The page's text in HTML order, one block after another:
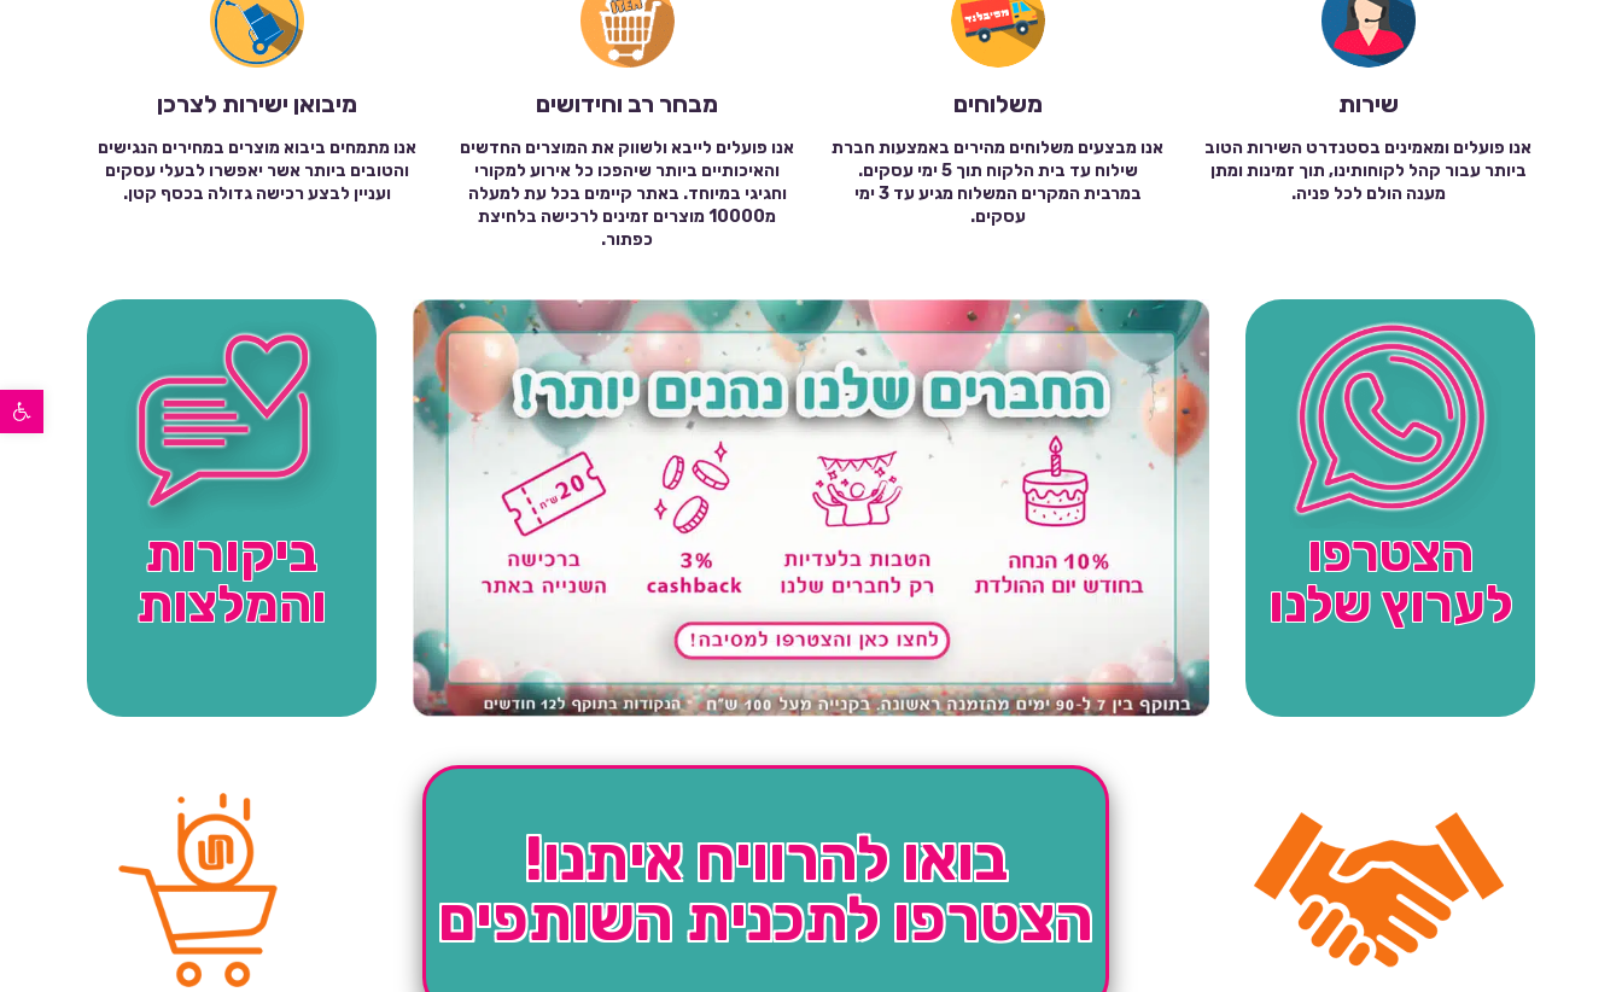
פתח סרגל נגישות
שירות
אנו פועלים ומאמינים בסטנדרט השירות הטוב
ביותר עבור קהל לקוחותינו, תוך זמינות ומתן
מענה הולם לכל פניה.
משלוחים
אנו מבצעים משלוחים מהירים באמצעות חברת
שילוח עד בית הלקוח תוך 5 ימי עסקים.
במרבית המקרים המשלוח מגיע עד 3 ימי
עסקים.
מבחר רב וחידושים
אנו פועלים לייבא ולשווק את המוצרים החדשים
והאיכותיים ביותר שיהפכו כל אירוע למקורי
וחגיגי במיוחד. באתר קיימים בכל עת למעלה
מ10000 מוצרים זמינים לרכישה בלחיצת
כפתור.
מיבואן ישירות לצרכן
אנו מתמחים ביבוא מוצרים במחירים הנגישים
והטובים ביותר אשר יאפשרו לבעלי עסקים
ועניין לבצע רכישה גדולה בכסף קטן.
הצטרפו
לערוץ שלנו
ביקורות
והמלצות
בואו להרוויח איתנו!
הצטרפו לתכנית השותפים